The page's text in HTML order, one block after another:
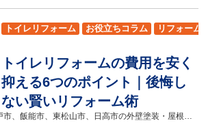
トイレリフォームの費用を安く
抑える6つのポイント｜後悔し
ない賢いリフォーム術
皆様こんにちは！！ 坂戸市、飯能市、東松山市、日高市の外壁塗装・屋根リフォーム専門店 株式会社色彩デザインです！ トイレの設備が古くなってきたり、水漏れなどのトラブルが発生したりすると、トイレの改修を考え始める時期になります。しかし、トイレの改修には大きな費用がかかるため、工事の予算がいくらになるのか不安を感じるご家族は非常に多いです。 本コラムでは、坂戸市でトイレリフォームの費用を安く抑えるための具体的な6つのポイントや、工事の適正な価格相場について詳しく解説します。本コラムを読むと、トイレリフォームの費用を節約するための具体的な手順や、予算に合わせた最適なトイレの機種選び、さらに信頼できる業者の選び方が明確に分かります。 トイレの便器が古くなって交換を検討しているご家族や、できるだけ低価格で高品質なトイレの改修を実現したいと願う坂戸市のご家族は、ぜひ最後まで読んでみてください！ ▼合わせてチェック▼色彩デザインのショールーム [myphp file="comContactL01"] 坂戸市におけるトイレリフォームの費用相場を知る まずは適正価格を把握しよう トイレリフォームを計画する際には、まず全体の費用相場を正しく把握することが非常に重要になります。費用相場を知ることで、提示された見積書が適正な金額であるかどうかをご家族自身で判断できるようになります。 坂戸市でトイレリフォームの内装工事を同時に行うとお得？コストを抑える工事計画の立て方 トイレリフォームを行う際には、便器の交換だけでなく、床のクッションフロアや壁紙のクロスといった内装工事も同時に行う手法が非常におすすめです。 私が過去に担当した坂戸市のお客様でも、最初は便器の交換だけを希望されていました。しかし、古い便器を取り外したところ、床に古い便器の設置跡がくっきりと残ってしまい、急遽床の張り替えを追加することになりました。このような実体験からも、便器交換と床や壁の内装工事を一度にまとめて施工することが、最終的なトータルの工事費用を最も安く抑える賢い工事計画の立て方と言えます。 坂戸市のトイレリフォームで人気メーカーを比較！予算に合わせたトイレ選びのコツ トイレリフォームの費用を大きく左右する要因は、設置するトイレの本体価格にあります。日本の主要な設備メーカーであるTOTOやLIXIL、パナソニックなどの製品には、それぞれ異なる特徴と価格帯が存在します。 例えば、TOTOの製品は独自の除菌水機能や汚れが付きにくい陶器技術が優れており、15万円から30万円前後の予算で高機能なモデルが選べます。LIXILの製品は、お掃除がしやすいシャワートイレ機能が充実しており、15万円から20万円の予算でスタイリッシュな一体型トイレを購入できます。パナソニックの製品は、有機ガラス系素材を使用しており、13万円から22万円の価格帯で泡洗浄機能が付いた節水性の高いトイレが手に入ります。予算を安く抑えたい場合は、タンク付きのスタンダードな組み合わせ便器を選ぶことで、本体価格を大幅に削減してリフォームを完了させられます。 坂戸市でトイレリフォームを行う最適なタイミングと業者の選び方 トイレリフォームを安く成功させるためには、工事を行う時期の見極めと、依頼する施工業者の選定が決定的な鍵を握ります。適切なタイミングで信頼できる業者に相談することが、無駄な出費を防ぐ最善の方法です。 坂戸市でトイレリフォームの交換時期を見極める 故障前のリフォームが結果的に安くなる理由 トイレの便器やタンクの平均的な耐用年数は、一般的に15年から20年程度と言われています。多くのご家族はトイレが完全に故障して水が流れなくなってから慌てて修理や交換を手配しますが、この方法は費用の面で大きなデメリットを生みます。 なぜなら、突然の故障による緊急の修理対応や即日交換工事では、業者の選択肢が狭まり、通常よりも割高な緊急出張料金や在庫処分品の高い本体価格を受け入れざるを得なくなるからです。事前にトイレのパッキンの劣化や便器の頑固な着色などの兆候を見極めて、計画的に見積もりを比較しながら進めれば、最も安いプランをじっくり選べます。故障する前の段階で余裕を持ってリフォームを計画することが、結果的に全体の支出を一番低く抑えるための賢い選択肢になります。 坂戸市で地元のリフォーム会社に依頼するメリット 適正価格と安心施工を両立する方法 トイレリフォームを依頼する先として、大手のハウスメーカーや大手の家電量販店ではなく、坂戸市の地元に密着したリフォーム会社を選ぶことには非常に大きなメリットがあります。地元の施工業者を選ぶ最大のメリットは、大手の会社のような中間マージンや高額な広告宣伝費が工事金額に上乗せされないため、純粋な工事費用が非常に安くなる点にあります。 また、坂戸市の地元密着型のリフォーム会社であれば、万が一リフォーム後に水回りの不具合やトラブルが発生した場合でも、スタッフが車ですぐに駆けつけて迅速に対応してくれるため精神的な安心感がまったく違います。さらに、地域の気候や水質の特性を熟知した熟練の自社職人が施工を担当するため、手抜き工事のリスクが極めて低く、非常に丁寧で確実な施工を期待できます。このように、地元のリフォーム会社に依頼する選択は、工事の適正な低価格と、施工後の長期的な安心感を完璧に両立させるための最も確実な方法と言えます。 本コラムでは、坂戸市でトイレリフォームの費用を安く抑えるための6つの重要なポイントや、失敗しないための具体的な工事計画の立て方について詳しく解説してきました。トイレリフォームの費用を抑えるためには、便器の交換と同時に内装工事をまとめて行う工夫や、各メーカーの特長を比較して予算に合う適切な便器のグレードを選ぶことがとても大切です。また、トイレが完全に故障してしまう前のタイミングで計画的に準備を進めることや、中間マージンが発生しない地元の信頼できるリフォーム会社へ相談することが、後悔しない賢いリフォームを実現するための近道となります。 リフォーム専門店SDリフォームでは、坂戸市を中心としたエリアで、地域密着をモットーに坂戸市をメインにリフォームを行わせていただいております。是非！リフォームの事ならSDリフォームにお任せください！ ▼合わせてチェック▼色彩デザインのショールーム [myphp file="comContactL01"]
トイレリフォーム お役立ちコラム
リフォーム
嵐山町
滑川町 鳩山町 越生町